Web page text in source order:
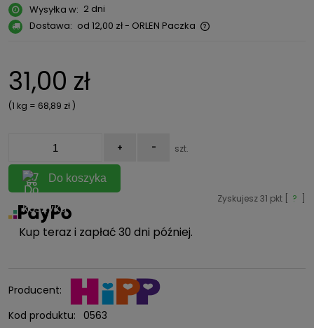
Wysyłka w: 2 dni
Dostawa: od 12,00 zł- ORLEN Paczka
31,00 zł
(1 kg = 68,89 zł )
+ - szt.
Do koszyka
Zyskujesz31 pkt [ ?
Kup teraz i zapłać 30 dni później.
Producent:
Kod produktu: 0563